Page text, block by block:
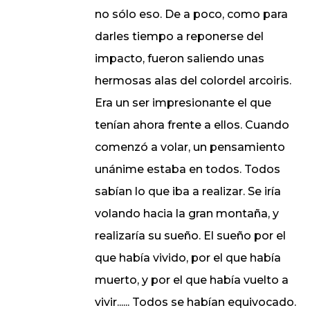
no sólo eso. De a poco, como para
darles tiempo a reponerse del
impacto, fueron saliendo unas
hermosas alas del colordel arcoiris.
Era un ser impresionante el que
tenían ahora frente a ellos. Cuando
comenzó a volar, un pensamiento
unánime estaba en todos. Todos
sabían lo que iba a realizar. Se iría
volando hacia la gran montaña, y
realizaría su sueño. El sueño por el
que había vivido, por el que había
muerto, y por el que había vuelto a
vivir...... Todos se habían equivocado.